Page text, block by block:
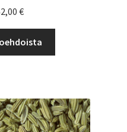
€Hintaluokka:
3,90 €
-
52,00 €
Voit
tehdä